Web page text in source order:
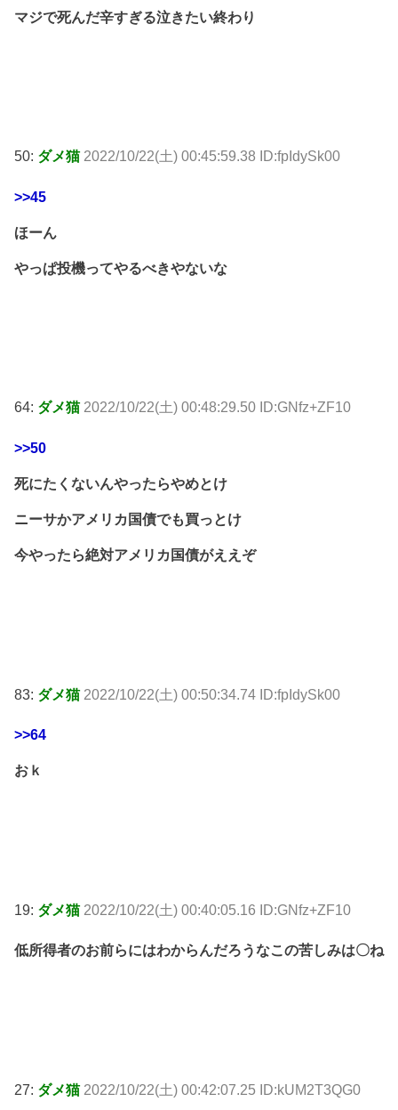
マジで死んだ辛すぎる泣きたい終わり
50: ダメ猫 2022/10/22(土) 00:45:59.38 ID:fpIdySk00
>>45
ほーん
やっぱ投機ってやるべきやないな
64: ダメ猫 2022/10/22(土) 00:48:29.50 ID:GNfz+ZF10
>>50
死にたくないんやったらやめとけ
ニーサかアメリカ国債でも買っとけ
今やったら絶対アメリカ国債がええぞ
83: ダメ猫 2022/10/22(土) 00:50:34.74 ID:fpIdySk00
>>64
おｋ
19: ダメ猫 2022/10/22(土) 00:40:05.16 ID:GNfz+ZF10
低所得者のお前らにはわからんだろうなこの苦しみは〇ね
27: ダメ猫 2022/10/22(土) 00:42:07.25 ID:kUM2T3QG0